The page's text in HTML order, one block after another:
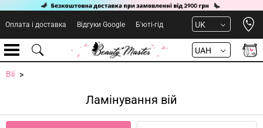
Оплата і доставка Відгуки Google Б'юті-гід UK
UAH
Вії
Ламінування вій